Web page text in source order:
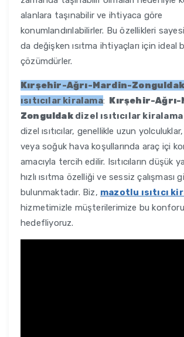
alanlara taşınabilir ve ihtiyaca göre
konumlandırılabilirler. Bu özellikleri
da değişken ısıtma ihtiyaçları için ideal
çözümdürler.
Kırşehir-Ağrı-Mardin-Zonguldak
ısıtıcılar kiralama: Kırşehir-
Zonguldakdizel ısıtıcılar
dizel ısıtıcılar, genellikle uzun
veya soğuk hava koşullarında araç içi
amacıyla tercih edilir. Isıtıcıların düşük
hızlı ısıtma özelliği ve sessiz çalışması
bulunmaktadır. Biz, mazotlu ısıtıcı
hizmetimizle müşterilerimize bu konforu
hedefliyoruz.